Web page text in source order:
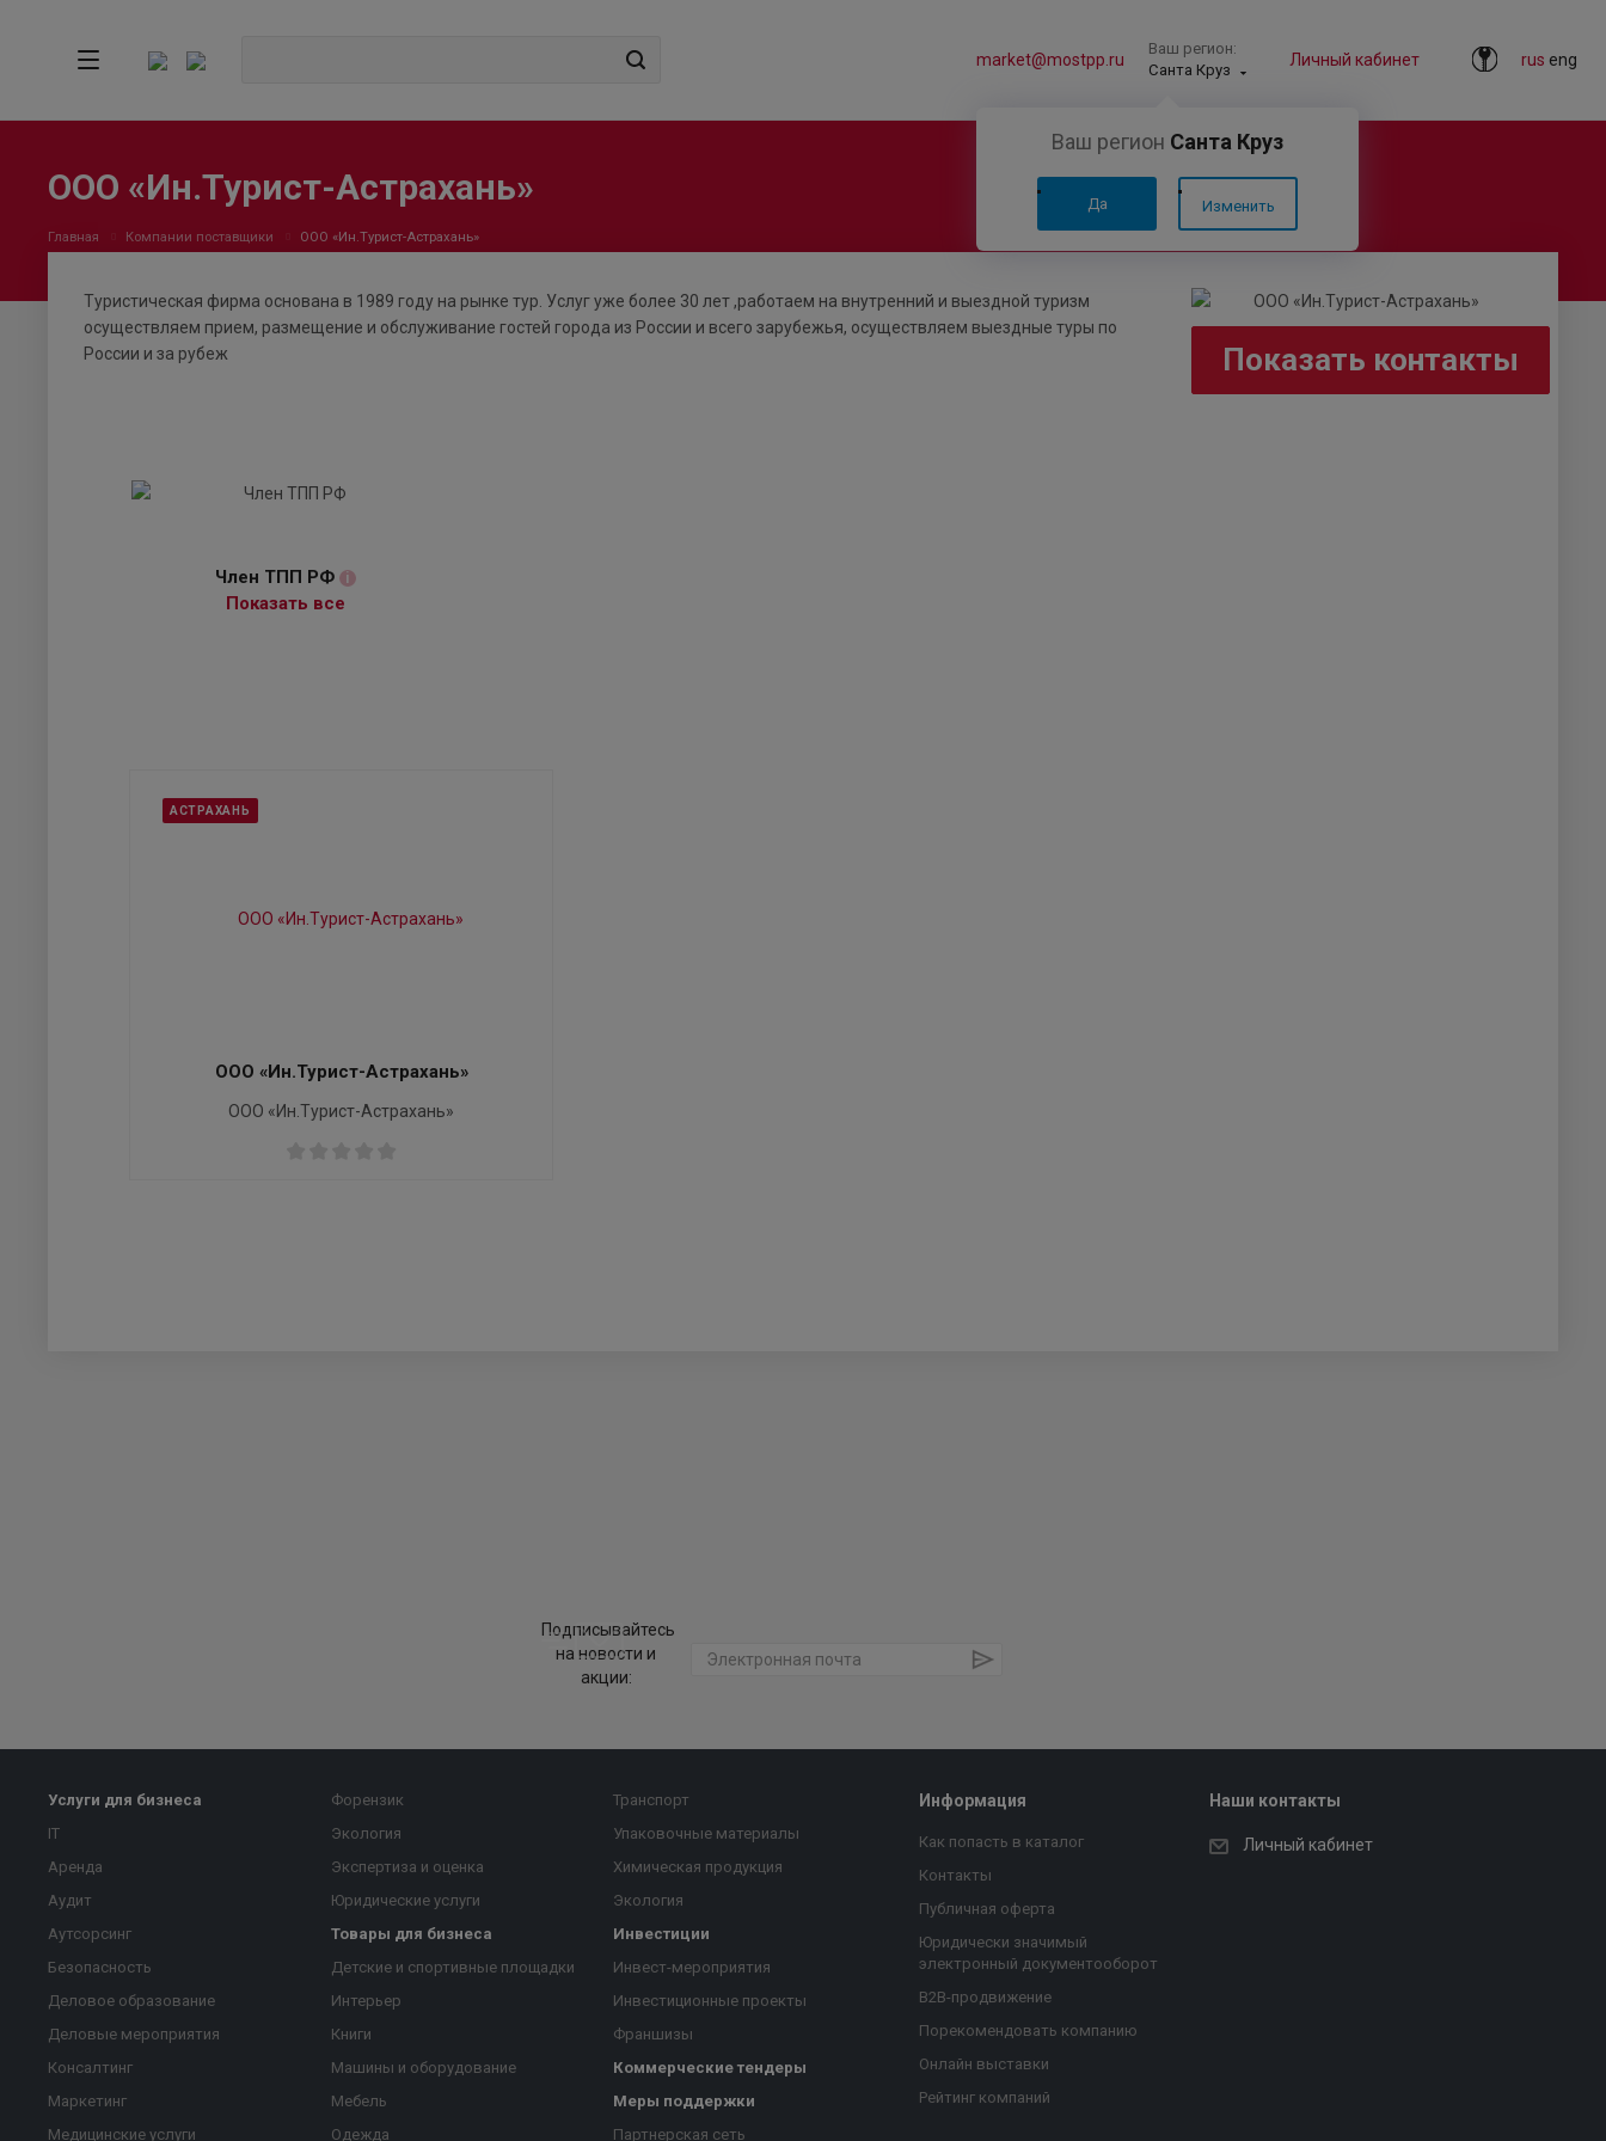
rus eng
Личный кабинет
Ваш регион:
Санта Круз
Ваш регион Санта Круз
Да Изменить
market@mostpp.ru
ООО «Ин.Турист-Астрахань»
Главная Компании поставщики ООО «Ин.Турист-Астрахань»
Показать контакты
Туристическая фирма основана в 1989 году на рынке тур. Услуг уже более 30 лет ,работаем на внутренний и выездной туризм
осуществляем прием, размещение и обслуживание гостей города из России и всего зарубежья, осуществляем выездные туры по
России и за рубеж
Член ТПП РФ i
Показать все
АСТРАХАНЬ
ООО «Ин.Турист-Астрахань»
ООО «Ин.Турист-Астрахань»
Подписывайтесь
на новости и
акции:
Услуги для бизнеса
IT
Аренда
Аудит
Аутсорсинг
Безопасность
Деловое образование
Деловые мероприятия
Консалтинг
Маркетинг
Медицинские услуги
Форензик
Экология
Экспертиза и оценка
Юридические услуги
Товары для бизнеса
Детские и спортивные площадки
Интерьер
Книги
Машины и оборудование
Мебель
Одежда
Транспорт
Упаковочные материалы
Химическая продукция
Экология
Инвестиции
Инвест-мероприятия
Инвестиционные проекты
Франшизы
Коммерческие тендеры
Меры поддержки
Партнерская сеть
Информация
Как попасть в каталог
Контакты
Публичная оферта
Юридически значимый
электронный документооборот
B2B-продвижение
Порекомендовать компанию
Онлайн выставки
Рейтинг компаний
Наши контакты
Личный кабинет